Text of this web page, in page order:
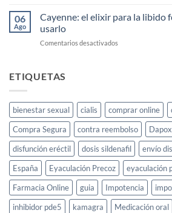
Cayenne
Diesel
06
Ago
Cayenne: el elixir para la libido
usarlo
Comentarios desactivados
libido
femenina
y
cómo
usarlo
ETIQUETAS
bienestar sexual cialis comprar online
Compra Segura
contra reembolso
disfunción eréctil
dosis sildenafil envío
España
Eyaculación Precoz
eyaculación
Farmacia Online
guia Impotencia
inhibidor pde5
kamagra Medicación oral